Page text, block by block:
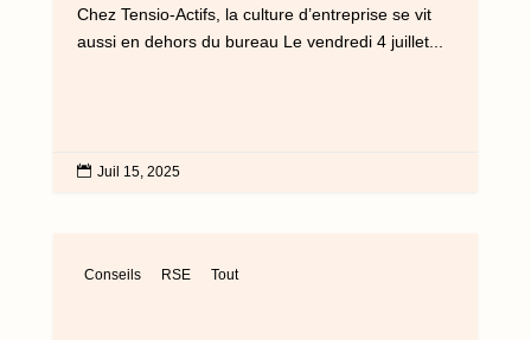
Chez Tensio-Actifs, la culture d’entreprise se vit
aussi en dehors du bureau Le vendredi 4 juillet...
 Juil 15, 2025
Conseils RSE Tout